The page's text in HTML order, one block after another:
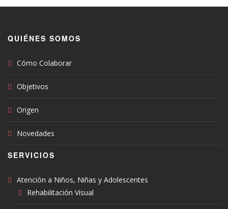
QUIÉNES SOMOS
Cómo Colaborar
Objetivos
Origen
Novedades
SERVICIOS
Atención a Niños, Niñas y Adolescentes
Rehabilitación Visual